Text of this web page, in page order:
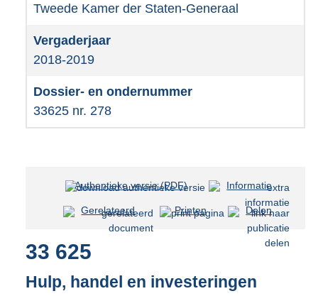
Tweede Kamer der Staten-Generaal
2018-2019
33625 nr. 278
Authentieke versie (PDF)b
s
s
Informatie
Gerelateerd Printen Delen
33 625
Hulp, handel en investeringen